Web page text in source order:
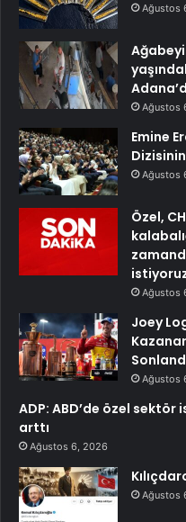
Ağustos
Ağustos
Emine
Ağustos
Özel,
Ağustos
Joey
Ağustos
ADP: ABD’de özel
arttı
Ağustos 6, 2026
Ağustos